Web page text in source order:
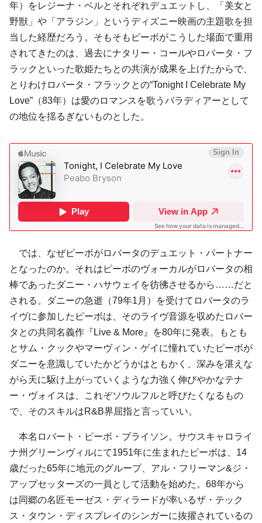
年）をレジーナ・ベルとそれぞれデュエットし、「美女と
野獣」や「アラジン」というディズニー映画の主題歌を担
当した経歴だろう。そもそもピーボがこうした場面で重用
されてきたのは、過去にナタリー・コールやロバータ・フ
ラックといった歌姫たちとの共演が成果を上げたからで、
とりわけロバータ・フラックとの“Tonight I Celebrate My
Love”（83年）は愛のロマンスを歌うバラディアーとして
の地位を揺るぎないものとした。
では、なぜピーボがロバータのデュエット・パートナー
となったのか。それはピーボのヴォーカルがロバータの相
棒であったダニー・ハサウェイを彷彿させるから……だと
される。ダニーの急逝（79年1月）を受けてロバータのラ
イヴに参加したピーボは、そのライヴ音源を収めたロバー
タとの共同名義作『Live & More』を80年に発表。もとも
とサム・クックやマーヴィン・ゲイに憧れていたピーボが
ダニーを意識していたかどうかはともかく、深みを湛えな
がら天に駆け上がっていくような力強く伸びやかなテナ
ー・ヴォイスは、これぞソウルフルと呼びたくなるもの
で、そのスキルはR&B界屈指と言っていい。
本名ロバート・ピーボ・ブライソン。サウスキャロライ
ナ州グリーンヴィルにて1951年に生まれたピーボは、14
歳だった65年に地元のグループ、アル・フリーマン&ジ・
アップセッターズの一員として活動を始めた。68年から
は同郷の名匠モーゼス・ディラードが率いるザ・テック
ス・タウン・ディスプレイのシンガーに抜擢されているの